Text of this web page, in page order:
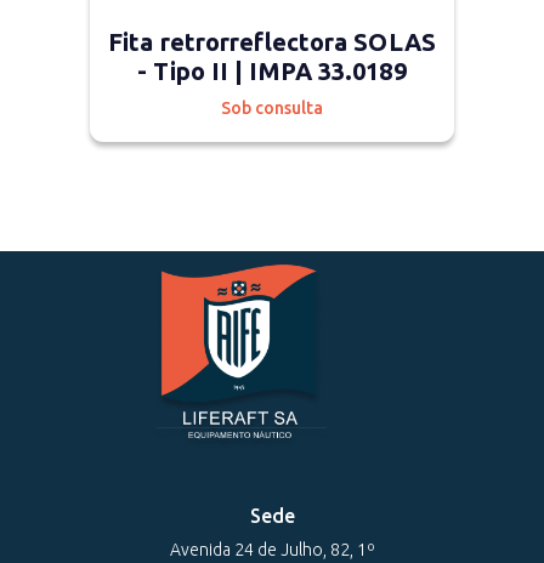
Fita retrorreflectora SOLAS
- Tipo II | IMPA 33.0189
Sob consulta
Sede
Avenida 24 de Julho, 82, 1º